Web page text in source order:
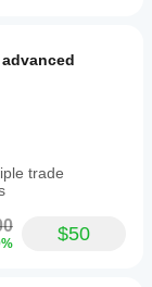
trade
$50